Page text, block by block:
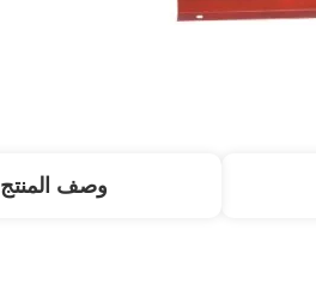
وصف المنتج